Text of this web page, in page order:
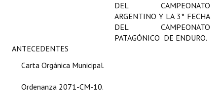
Carta Orgánica 2007
DEL CAMPEONATO
ARGENTINO Y LA 3° FECHA
DEL CAMPEONATO
PATAGÓNICO DE ENDURO.
ANTECEDENTES
Carta Orgánica Municipal.
Ordenanza 2071-CM-10.